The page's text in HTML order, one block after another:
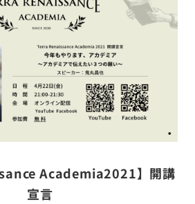
Academia2021】開講
宣言